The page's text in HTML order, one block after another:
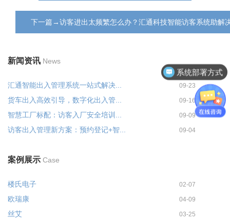
下一篇→访客进出太频繁怎么办？汇通科技智能访客系统助解
新闻资讯 News
汇通智能出入管理系统一站式解决... 09-23
货车出入高效引导，数字化出入管... 09-16
智慧工厂标配：访客入厂安全培训... 09-09
访客出入管理新方案：预约登记+智... 09-04
案例展示 Case
楼氏电子 02-07
欧瑞康 04-09
丝艾 03-25
系统部署方式